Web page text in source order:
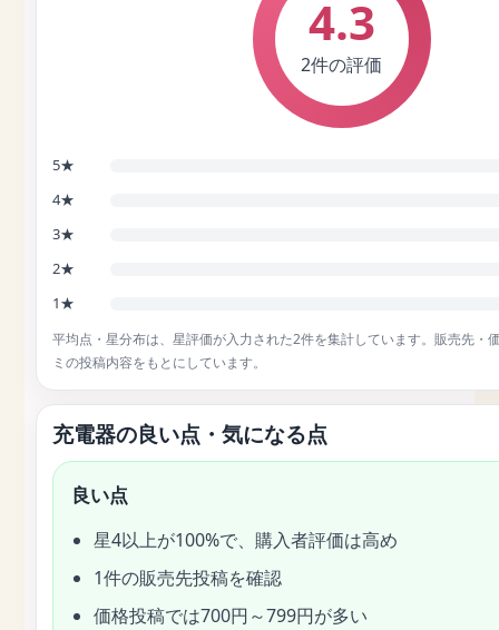
4.3
2件の評価
5★
4★
3★
2★
1★
平均点・星分布は、星評価が入力された2件を集計しています。販売先・
ミの投稿内容をもとにしています。
充電器の良い点・気になる点
良い点
星4以上が100%で、購入者評価は高め
1件の販売先投稿を確認
価格投稿では700円～799円が多い